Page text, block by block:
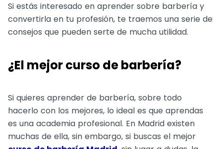
Si estás interesado en aprender sobre barbería y
convertirla en tu profesión, te traemos una serie de
consejos que pueden serte de mucha utilidad.
¿El mejor curso de barbería?
Si quieres aprender de barbería, sobre todo
hacerlo con los mejores, lo ideal es que aprendas
es una academia profesional. En Madrid existen
muchas de ella, sin embargo, si buscas el mejor